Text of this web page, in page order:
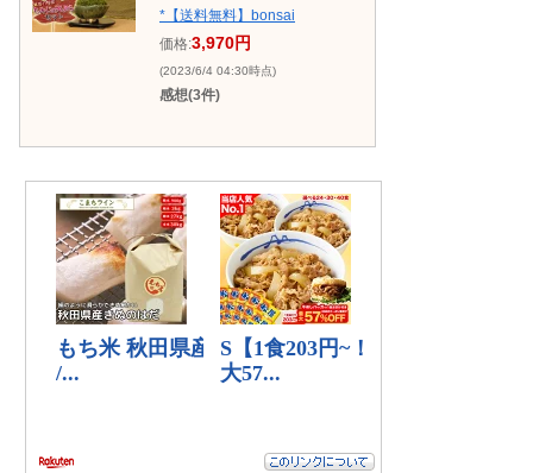
*【送料無料】bonsai
価格:3,970円
(2023/6/4 04:30時点)
感想(3件)